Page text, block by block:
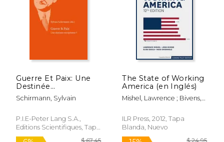
Guerre Et Paix: Une
Destinée
Européenne ? (en
Francés)
Schirmann, Sylvain
P.I.E-Peter Lang S.A.,
Editions Scientifiques, Tapa
Blanda, Nuevo
The State of Working
America (en Inglés)
Mishel, Lawrence ; Bivens,
ILR Press, 2012, Tapa
Blanda, Nuevo